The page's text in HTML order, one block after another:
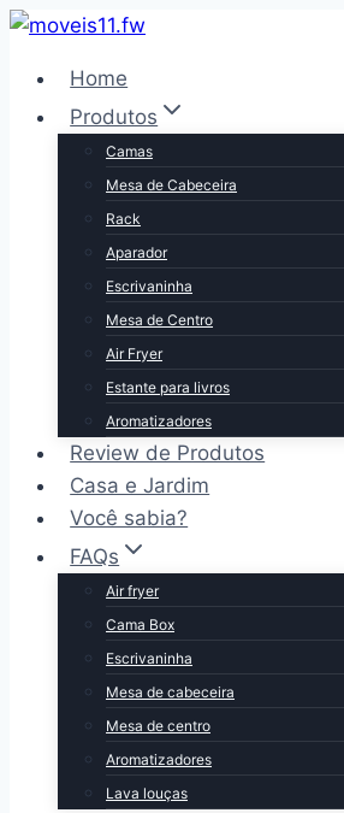
Pular
Conteúdo
Home
Produtos
Camas
Mesa de Cabeceira
Rack
Aparador
Escrivaninha
Mesa de Centro
Air Fryer
Estante para livros
Aromatizadores
Review de Produtos
Casa e Jardim
Você sabia?
FAQs
Air fryer
Cama Box
Escrivaninha
Mesa de cabeceira
Mesa de centro
Aromatizadores
Lava louças